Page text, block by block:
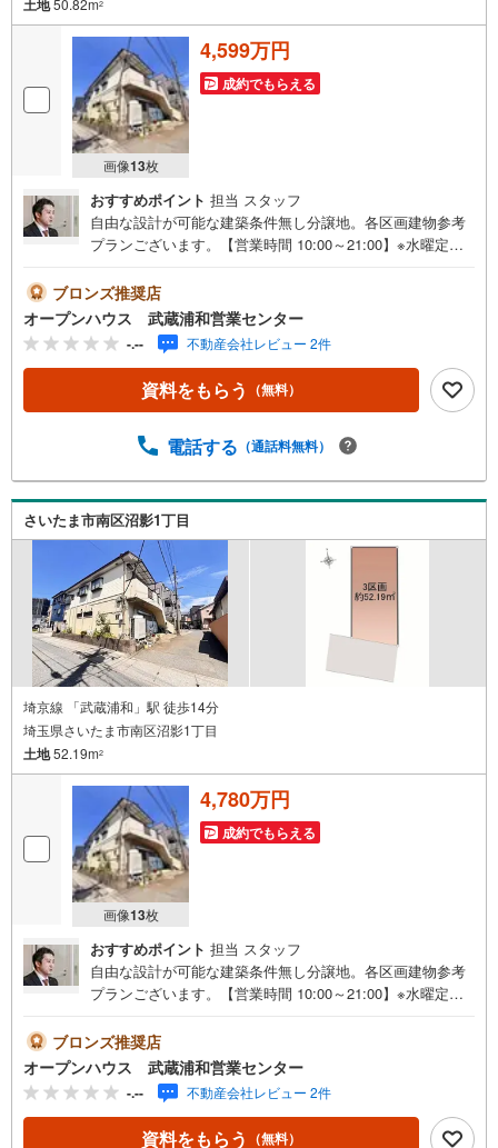
土地 2
画像13枚
4,599万円
成約でもらえる
おすすめポイント 担当 スタッフ
自由な設計が可能な建築条件無し分譲地。各区画建物参考
プランございます。【営業時間 10:00～21:00】※水曜定休
気軽にご連絡ください！現地を見学される場合は「室内・
現地を見学する（無料）」ボタンよりご希望の日時をご記
入いただけますとスムーズにご案内が可能です。◎現地の
ご案内について・平日や夜遅い時間帯もご案内が可能 ※定
休日を除く・経験豊富なスタッフが物件詳細を丁寧にご説
明いたします。・車でご自宅や最寄り駅等、ご指定の場所
す。◎個別FP相談会 無料物件のご紹介だけでなく住宅ロ
という方も大歓迎です！年間8000棟以上の限定物件を発表
しているオープンハウスだから出会える物件が多数ござい
ます。ぜひお気軽にご連絡・ご相談ください！※限定物件:
当社のみ、もしくは当社を含めた数社でのみご紹介可能な
オープンハウス・ディベロップメントの物件
ブロンズ推奨店
オープンハウス 武蔵浦和営業センター
-.-- 不動産会社レビュー 2件
資料をもらう （無料）
電話する （通話料無料）
さいたま市南区沼影1丁目
埼京線 「武蔵浦和」駅 徒歩14分
埼玉県さいたま市南区沼影1丁目
土地52.19m2
画像13枚
4,780万円
成約でもらえる
おすすめポイント 担当 スタッフ
自由な設計が可能な建築条件無し分譲地。各区画建物参考
プランございます。【営業時間 10:00～21:00】※水曜定休
気軽にご連絡ください！現地を見学される場合は「室内・
現地を見学する（無料）」ボタンよりご希望の日時をご記
入いただけますとスムーズにご案内が可能です。◎現地の
ご案内について・平日や夜遅い時間帯もご案内が可能 ※定
休日を除く・経験豊富なスタッフが物件詳細を丁寧にご説
ブロンズ推奨店
オープンハウス 武蔵浦和営業センター
-.-- 不動産会社レビュー 2件
資料をもらう （無料）